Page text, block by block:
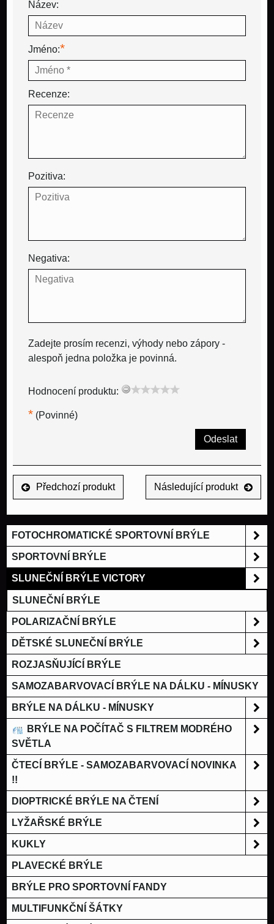
Název:
Jméno:*
Recenze:
Pozitiva:
Negativa:
Zadejte prosím recenzi, výhody nebo zápory -
alespoň jedna položka je povinná.
Hodnocení produktu:
* (Povinné)
Odeslat
Předchozí produkt Následující produkt
FOTOCHROMATICKÉ SPORTOVNÍ BRÝLE
SPORTOVNÍ BRÝLE
SLUNEČNÍ BRÝLE VICTORY
SLUNEČNÍ BRÝLE
POLARIZAČNÍ BRÝLE
DĚTSKÉ SLUNEČNÍ BRÝLE
ROZJASŇUJÍCÍ BRÝLE
SAMOZABARVOVACÍ BRÝLE NA DÁLKU - MÍNUSKY
BRÝLE NA DÁLKU - MÍNUSKY
BRÝLE NA POČÍTAČ S FILTREM MODRÉHO
SVĚTLA
ČTECÍ BRÝLE - SAMOZABARVOVACÍ NOVINKA
!!
DIOPTRICKÉ BRÝLE NA ČTENÍ
LYŽAŘSKÉ BRÝLE
KUKLY
PLAVECKÉ BRÝLE
BRÝLE PRO SPORTOVNÍ FANDY
MULTIFUNKČNÍ ŠÁTKY